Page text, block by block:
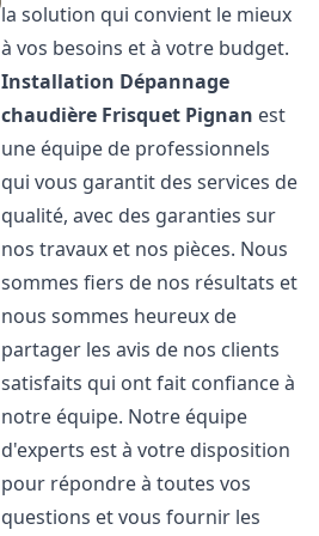
la solution qui convient le mieux
à vos besoins et à votre budget.
Installation Dépannage
chaudière Frisquet Pignan est
une équipe de professionnels
qui vous garantit des services de
qualité, avec des garanties sur
nos travaux et nos pièces. Nous
sommes fiers de nos résultats et
nous sommes heureux de
partager les avis de nos clients
satisfaits qui ont fait confiance à
notre équipe. Notre équipe
d'experts est à votre disposition
pour répondre à toutes vos
questions et vous fournir les